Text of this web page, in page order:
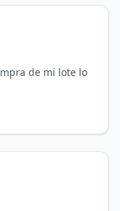
de mi lote lo